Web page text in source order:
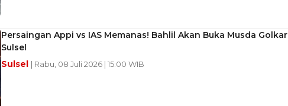
Persaingan Appi vs IAS Memanas! Bahlil Akan Buka Musda Golkar
Sulsel
Sulsel | Rabu, 08 Juli 2026 | 15:00 WIB